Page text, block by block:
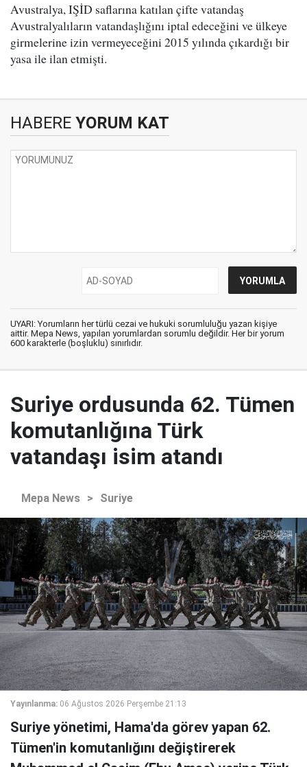
Avustralya, IŞİD saflarına katılan çifte vatandaş
Avustralyalıların vatandaşlığını iptal edeceğini ve ülkeye
girmelerine izin vermeyeceğini 2015 yılında çıkardığı bir
yasa ile ilan etmişti.
HABERE YORUM KAT
UYARI: Yorumların her türlü cezai ve hukuki sorumluluğu yazan kişiye
aittir. Mepa News, yapılan yorumlardan sorumlu değildir. Her bir yorum
600 karakterle (boşluklu) sınırlıdır.
Suriye ordusunda 62. Tümen
komutanlığına Türk
vatandaşı isim atandı
Mepa News > Suriye
Yayınlanma: 06 Ağustos 2026 Perşembe 21:13
Suriye yönetimi, Hama'da görev yapan 62.
Tümen'in komutanlığını değiştirerek